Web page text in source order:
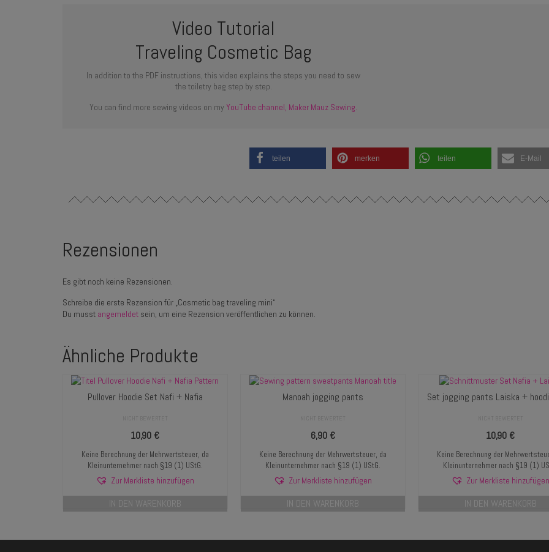
Video Tutorial
Traveling Cosmetic Bag
In addition to the PDF instructions, this video explains the steps you need to sew
the toiletry bag step by step.
You can find more sewing videos on my YouTube channel, Maker Mauz Sewing.
teilen merken teilen E-Mail
Rezensionen
Es gibt noch keine Rezensionen.
Schreibe die erste Rezension für „Cosmetic bag traveling mini“
Du musst angemeldet sein, um eine Rezension veröffentlichen zu können.
Ähnliche Produkte
Pullover Hoodie Set Nafi + Nafia
10,90 €
Keine Berechnung der Mehrwertsteuer, da
Kleinunternehmer nach §19 (1) UStG.
Zur Merkliste hinzufügen
IN DEN WARENKORB
Manoah jogging pants
6,90 €
Keine Berechnung der Mehrwertsteuer, da
Kleinunternehmer nach §19 (1) UStG.
Zur Merkliste hinzufügen
IN DEN WARENKORB
Set jogging pants Laiska +
10,90 €
Keine Berechnung der
Kleinunternehmer nach §19 (1)
Zur Merkliste
IN DEN WARENKORB